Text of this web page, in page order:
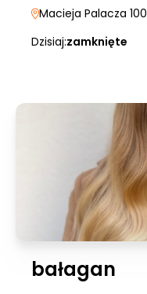
Macieja Palacza 100
Dzisiaj:zamknięte
bałagan